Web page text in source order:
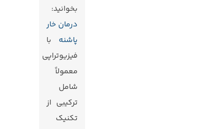
بخوانید:
درمان خار
پاشنه با
فیزیوتراپی
معمولاً
شامل
ترکیبی از
تکنیک‌